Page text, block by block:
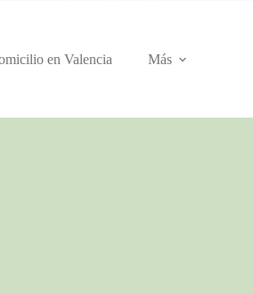
en Valencia Más